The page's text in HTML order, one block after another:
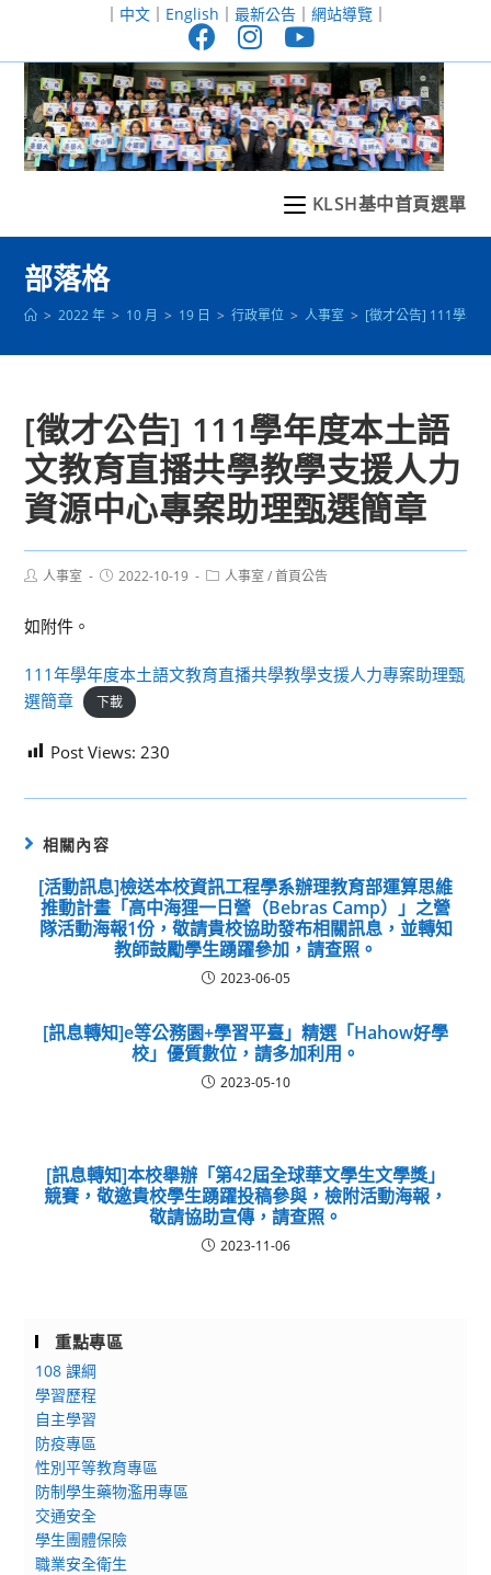
至
｜ 中文｜ English ｜ 最新公告｜ 網站導覽｜
KLSH基中首頁選單
部落格
> 2022 年 > 10 月 > 19 日 > 行政單位 > 人事室 > [徵才公告] 111學年
[徵才公告] 111學年度本土語
文教育直播共學教學支援人力
資源中心專案助理甄選簡章
Post人事室
Post2022-10-19
Post人事室 / 首頁公告
如附件。
111年學年度本土語文教育直播共學教學支援人力專案助理甄
選簡章
下載
Post Views: 230
相關內容
[活動訊息]檢送本校資訊工程學系辦理教育部運算思維
推動計畫「高中海狸一日營（Bebras Camp）」之營
隊活動海報1份，敬請貴校協助發布相關訊息，並轉知
教師鼓勵學生踴躍參加，請查照。
2023-06-05
[訊息轉知]e等公務園+學習平臺」精選「Hahow好學
校」優質數位，請多加利用。
2023-05-10
[訊息轉知]本校舉辦「第42屆全球華文學生文學獎」
競賽，敬邀貴校學生踴躍投稿參與，檢附活動海報，
敬請協助宣傳，請查照。
2023-11-06
重點專區
108 課綱
學習歷程
自主學習
防疫專區
性別平等教育專區
防制學生藥物濫用專區
交通安全
學生團體保險
職業安全衛生